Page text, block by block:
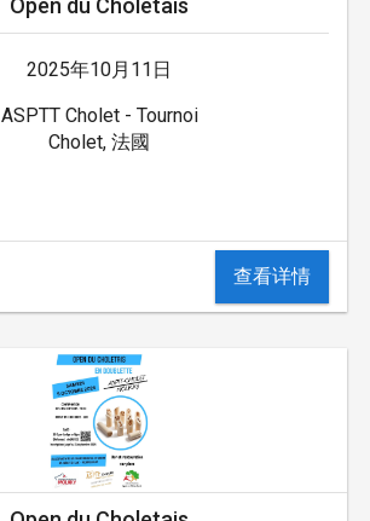
Open du Choletais
2025年10月11日
ASPTT Cholet - Tournoi
Cholet, 法國
查看详情